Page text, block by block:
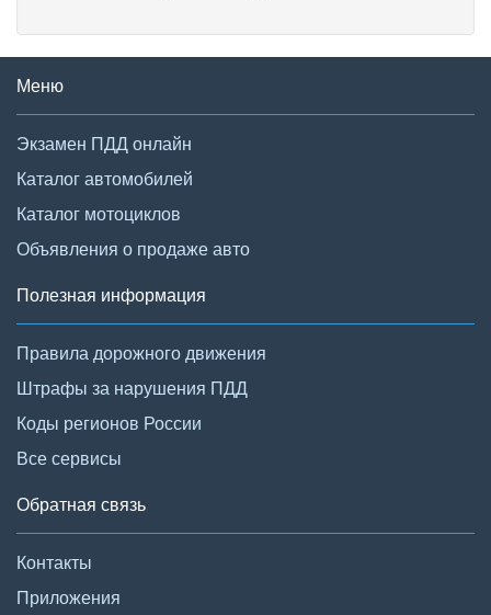
Меню
Экзамен ПДД онлайн
Каталог автомобилей
Каталог мотоциклов
Объявления о продаже авто
Полезная информация
Правила дорожного движения
Штрафы за нарушения ПДД
Коды регионов России
Все сервисы
Обратная связь
Контакты
Приложения